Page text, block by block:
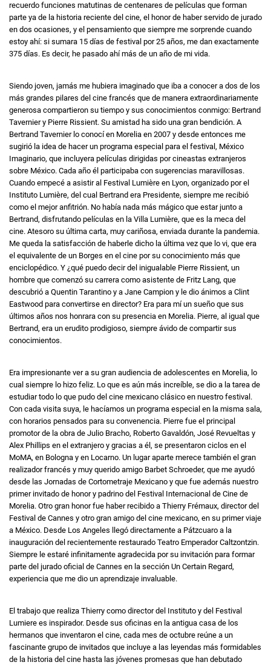
recuerdo funciones matutinas de centenares de películas que forman
parte ya de la historia reciente del cine, el honor de haber servido de jurado
en dos ocasiones, y el pensamiento que siempre me sorprende cuando
estoy ahí: si sumara 15 días de festival por 25 años, me dan exactamente
375 días. Es decir, he pasado ahí más de un año de mi vida.
Siendo joven, jamás me hubiera imaginado que iba a conocer a dos de los
más grandes pilares del cine francés que de manera extraordinariamente
generosa compartieron su tiempo y sus conocimientos conmigo: Bertrand
Tavernier y Pierre Rissient. Su amistad ha sido una gran bendición. A
Bertrand Tavernier lo conocí en Morelia en 2007 y desde entonces me
sugirió la idea de hacer un programa especial para el festival, México
Imaginario, que incluyera películas dirigidas por cineastas extranjeros
sobre México. Cada año él participaba con sugerencias maravillosas.
Cuando empecé a asistir al Festival Lumière en Lyon, organizado por el
Instituto Lumière, del cual Bertrand era Presidente, siempre me recibió
como el mejor anfitrión. No había nada más mágico que estar junto a
Bertrand, disfrutando películas en la Villa Lumière, que es la meca del
cine. Atesoro su última carta, muy cariñosa, enviada durante la pandemia.
Me queda la satisfacción de haberle dicho la última vez que lo vi, que era
el equivalente de un Borges en el cine por su conocimiento más que
enciclopédico. Y ¿qué puedo decir del inigualable Pierre Rissient, un
hombre que comenzó su carrera como asistente de Fritz Lang, que
descubrió a Quentin Tarantino y a Jane Campion y le dio ánimos a Clint
Eastwood para convertirse en director? Era para mí un sueño que sus
últimos años nos honrara con su presencia en Morelia. Pierre, al igual que
Bertrand, era un erudito prodigioso, siempre ávido de compartir sus
conocimientos.
Era impresionante ver a su gran audiencia de adolescentes en Morelia, lo
cual siempre lo hizo feliz. Lo que es aún más increíble, se dio a la tarea de
estudiar todo lo que pudo del cine mexicano clásico en nuestro festival.
Con cada visita suya, le hacíamos un programa especial en la misma sala,
con horarios pensados para su convenencia. Pierre fue el principal
promotor de la obra de Julio Bracho, Roberto Gavaldón, José Revueltas y
Alex Phillips en el extranjero y gracias a él, se presentaron ciclos en el
MoMA, en Bologna y en Locarno. Un lugar aparte merece también el gran
realizador francés y muy querido amigo Barbet Schroeder, que me ayudó
desde las Jornadas de Cortometraje Mexicano y que fue además nuestro
primer invitado de honor y padrino del Festival Internacional de Cine de
Morelia. Otro gran honor fue haber recibido a Thierry Frémaux, director del
Festival de Cannes y otro gran amigo del cine mexicano, en su primer viaje
a México. Desde Los Angeles llegó directamente a Pátzcuaro a la
inauguración del recientemente restaurado Teatro Emperador Caltzontzin.
Siempre le estaré infinitamente agradecida por su invitación para formar
parte del jurado oficial de Cannes en la sección Un Certain Regard,
experiencia que me dio un aprendizaje invaluable.
El trabajo que realiza Thierry como director del Instituto y del Festival
Lumiere es inspirador. Desde sus oficinas en la antigua casa de los
hermanos que inventaron el cine, cada mes de octubre reúne a un
fascinante grupo de invitados que incluye a las leyendas más formidables
de la historia del cine hasta las jóvenes promesas que han debutado